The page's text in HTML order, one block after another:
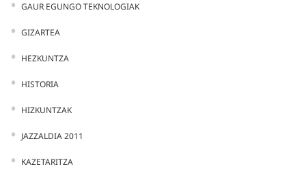
GAUR EGUNGO TEKNOLOGIAK
GIZARTEA
HEZKUNTZA
HISTORIA
HIZKUNTZAK
JAZZALDIA 2011
KAZETARITZA